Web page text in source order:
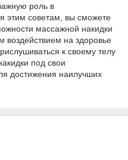
роль в
этим советам, вы сможете
массажной накидки
воздействием на здоровье
к своему телу
под свои
достижения наилучших